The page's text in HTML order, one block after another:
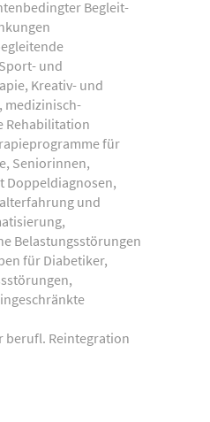
Begleit-
und
Kreativ- und
medizinisch-
Rehabilitation
für
Seniorinnen,
Doppeldiagnosen,
und
Belastungsstörungen
für Diabetiker,
berufl. Reintegration